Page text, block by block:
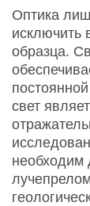
Оптика
исключить
образца.
свет
необходим